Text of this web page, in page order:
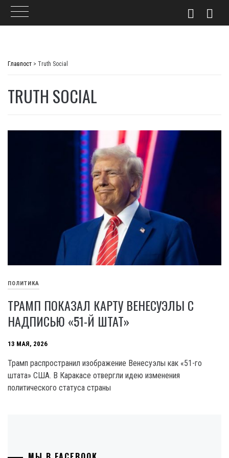
Главпост > Truth Social
TRUTH SOCIAL
ПОЛИТИКА
ТРАМП ПОКАЗАЛ КАРТУ ВЕНЕСУЭЛЫ С
НАДПИСЬЮ «51-Й ШТАТ»
13 МАЯ, 2026
Трамп распространил изображение Венесуэлы как «51-го
штата» США. В Каракасе отвергли идею изменения
политического статуса страны